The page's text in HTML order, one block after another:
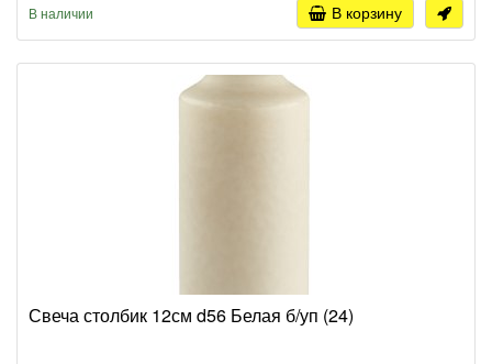
В наличии В корзину
Свеча столбик 12см d56 Белая б/уп (24)